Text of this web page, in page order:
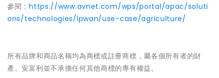
參閱：https://www.avnet.com/wps/portal/apac/soluti
ons/technologies/lpwan/use-case/agriculture/
所有品牌和商品名稱均為商標或註冊商標，屬各個所有者的財
產。安富利並不承擔任何其他商標的專有權益。